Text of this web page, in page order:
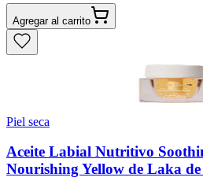
Agregar al carrito
Piel seca
Aceite Labial Nutritivo
Nourishing Yellow de Laka de